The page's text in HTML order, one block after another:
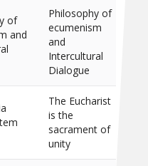
of
and
Philosophy of
ecumenism
and
Intercultural
Dialogue
The Eucharist
is the
sacrament of
unity